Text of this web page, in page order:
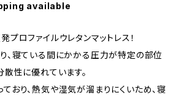
available
プロファイルウレタンマットレス！
、寝ている間にかかる圧力が特定の部位
散性に優れています。
おり、熱気や湿気が溜まりにくいため、寝